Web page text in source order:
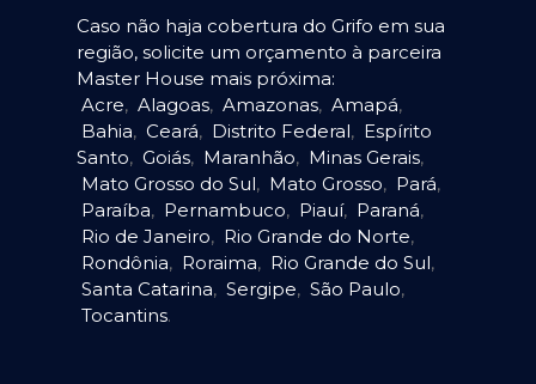
Caso não haja cobertura do Grifo em sua
região, solicite um orçamento à parceira
Master House mais próxima:
Acre, Alagoas, Amazonas, Amapá,
Bahia, Ceará, Distrito Federal, Espírito
Santo, Goiás, Maranhão, Minas Gerais,
Mato Grosso do Sul, Mato Grosso, Pará,
Paraíba, Pernambuco, Piauí, Paraná,
Rio de Janeiro, Rio Grande do Norte,
Rondônia, Roraima, Rio Grande do Sul,
Santa Catarina, Sergipe, São Paulo,
Tocantins.